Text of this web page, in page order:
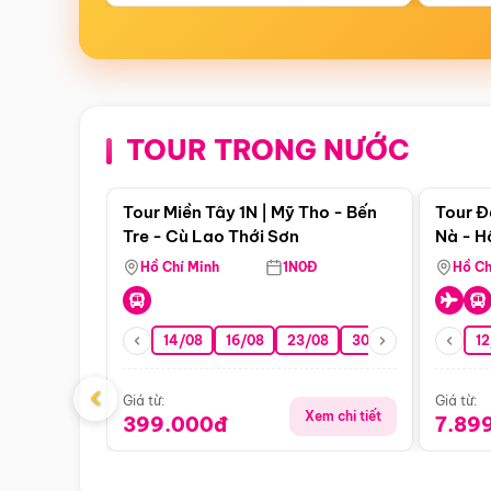
TOUR TRONG NƯỚC
Điểm nổi bật
Tour Miền Tây 1N | Mỹ Tho - Bến
Tre - Cù Lao Thới Sơn
Hồ Chí Minh 1N0Đ
14/08 16/08 23/08 30/08 06/09
Giá từ:
399.000đ Xem chi tiết
Tour
Nà -
Nha
Hồ
Giá từ:
‹